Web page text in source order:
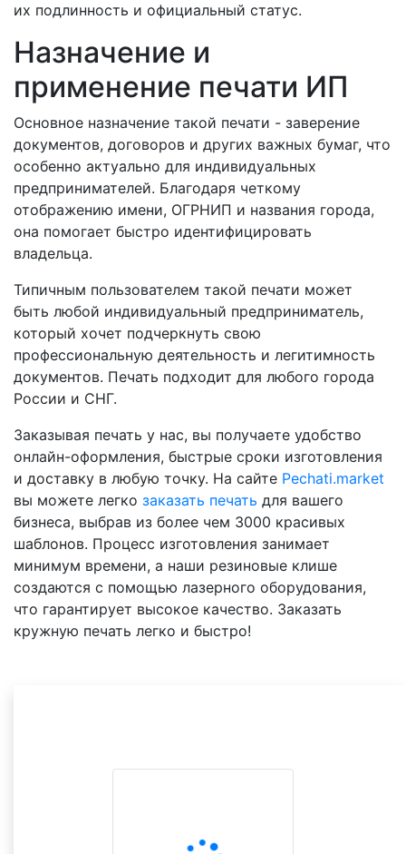
их подлинность и официальный статус.
Назначение и
применение печати ИП
Основное назначение такой печати - заверение
документов, договоров и других важных бумаг, что
особенно актуально для индивидуальных
предпринимателей. Благодаря четкому
отображению имени, ОГРНИП и названия города,
она помогает быстро идентифицировать
владельца.
Типичным пользователем такой печати может
быть любой индивидуальный предприниматель,
который хочет подчеркнуть свою
профессиональную деятельность и легитимность
документов. Печать подходит для любого города
России и СНГ.
Заказывая печать у нас, вы получаете удобство
онлайн-оформления, быстрые сроки изготовления
и доставку в любую точку. На сайте Pechati.market
вы можете легко заказать печать для вашего
бизнеса, выбрав из более чем 3000 красивых
шаблонов. Процесс изготовления занимает
минимум времени, а наши резиновые клише
создаются с помощью лазерного оборудования,
что гарантирует высокое качество. Заказать
кружную печать легко и быстро!
Сравните оттиск с вашей печатью и выберите